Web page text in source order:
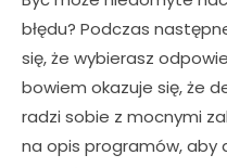
błędu? Podczas
się, że wybierasz
bowiem okazuje się, że
radzi sobie z mocnymi
na opis programów, aby